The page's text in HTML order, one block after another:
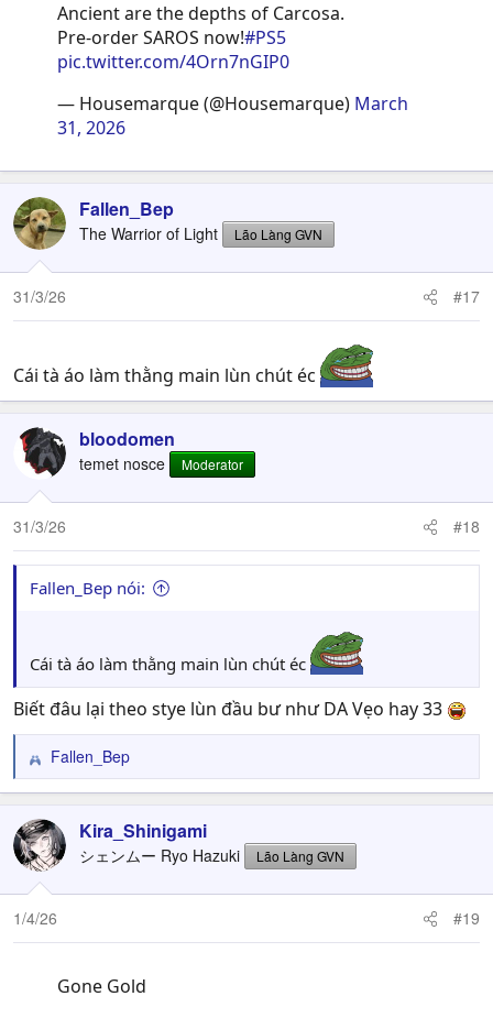
Ancient are the depths of Carcosa.
Pre-order SAROS now!#PS5
pic.twitter.com/4Orn7nGIP0
— Housemarque (@Housemarque) March
31, 2026
Fallen_Bep
The Warrior of Light Lão Làng GVN
31/3/26 #17
Cái tà áo làm thằng main lùn chút éc
bloodomen
temet nosce Moderator
31/3/26 #18
Fallen_Bep nói:
Cái tà áo làm thằng main lùn chút éc
Biết đâu lại theo stye lùn đầu bư như DA Vẹo hay 33
R
e
c
t
i
o
n
Fallen_Bep
Kira_Shinigami
シェンムー Ryo Hazuki Lão Làng GVN
1/4/26 #19
Gone Gold